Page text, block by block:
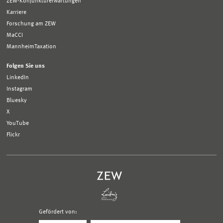
Karriere
Forschung am ZEW
MaCCI
MannheimTaxation
Folgen Sie uns
LinkedIn
Instagram
Bluesky
X
YouTube
Flickr
Gefördert von: